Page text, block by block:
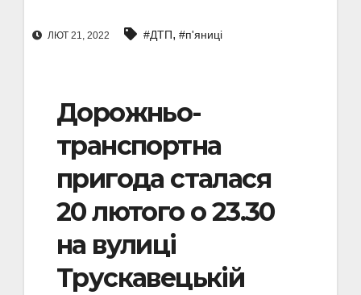
ЛЮТ 21, 2022 #ДТП, #п'яниці
Дорожньо-
транспортна
пригода сталася
20 лютого о 23.30
на вулиці
Трускавецькій